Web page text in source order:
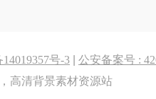
号-3
公安备案号 :
高清背景素材资源站